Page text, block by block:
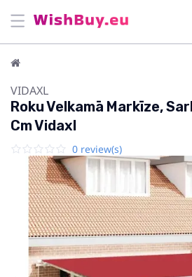
VIDAXL
Roku Velkamā Markīze,
Cm Vidaxl
0 review(s)